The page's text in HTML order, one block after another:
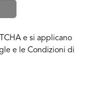
e si applicano
e le Condizioni di